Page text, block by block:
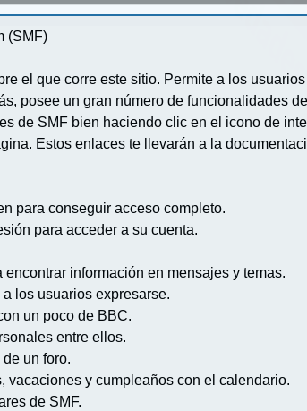
(SMF)
el que corre este sitio. Permite a los
posee un gran número de funcionalidades
de SMF bien haciendo clic en el icono de
Estos enlaces te llevarán a la
para conseguir acceso completo.
para acceder a su cuenta.
información en mensajes y temas.
los usuarios expresarse.
un poco de BBC.
entre ellos.
un foro.
vacaciones y cumpleaños con el calendario.
de SMF.